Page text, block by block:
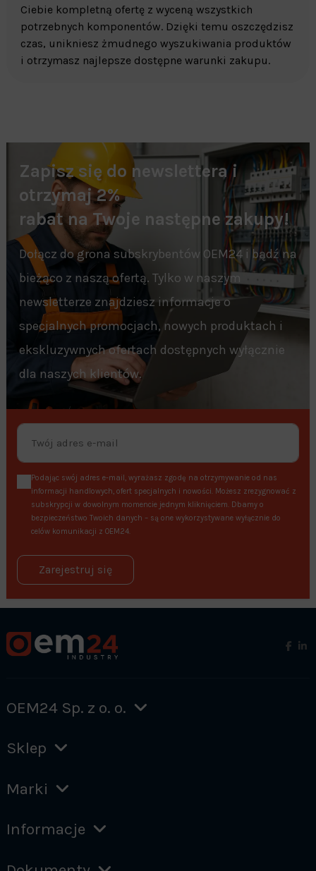
Ciebie kompletną ofertę z wyceną wszystkich
potrzebnych komponentów. Dzięki temu oszczędzisz
czas, unikniesz żmudnego wyszukiwania produktów
i otrzymasz najlepsze dostępne warunki zakupu.
Zapisz się do newslettera i
otrzymaj 2%
rabat na Twoje następne zakupy!
Dołącz do grona subskrybentów OEM24 i bądź na
bieżąco z naszą ofertą. Tylko w naszym
newsletterze znajdziesz informacje o
specjalnych promocjach, nowych produktach i
ekskluzywnych ofertach dostępnych wyłącznie
dla naszych klientów.
Podając swój adres e-mail, wyrażasz zgodę na otrzymywanie od nas
informacji handlowych, ofert specjalnych i nowości. Możesz zrezygnować z
subskrypcji w dowolnym momencie jednym kliknięciem. Dbamy o
bezpieczeństwo Twoich danych – są one wykorzystywane wyłącznie do
celów komunikacji z OEM24.
Zarejestruj się
OEM24 Sp. z o. o.
Sklep
Marki
Informacje